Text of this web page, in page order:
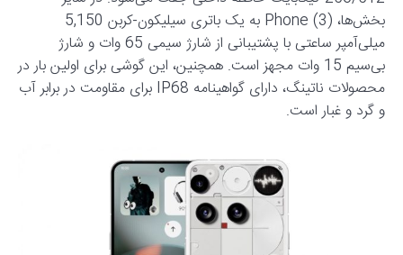
بخش‌ها، Phone (3) به یک باتری سیلیکون-کربن 5,150
میلی‌آمپر ساعتی با پشتیبانی از شارژ سیمی 65 وات و شارژ
بی‌سیم 15 وات مجهز است. همچنین، این گوشی برای اولین بار در
محصولات ناتینگ، دارای گواهینامه IP68 برای مقاومت در برابر آب
و گرد و غبار است.